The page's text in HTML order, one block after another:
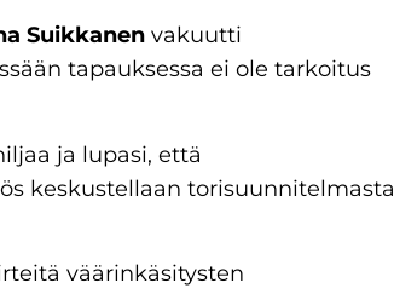
Suikkanen vakuutti
tapauksessa ei ole tarkoitus
ja lupasi, että
keskustellaan torisuunnitelmasta
väärinkäsitysten